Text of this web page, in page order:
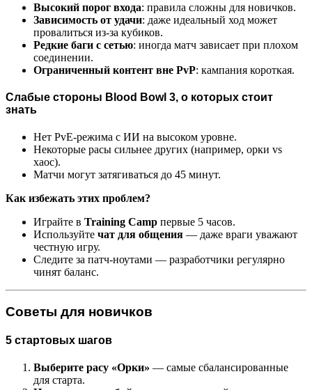
Высокий порог входа: правила сложны для новичков.
Зависимость от удачи: даже идеальный ход может
провалиться из-за кубиков.
Редкие баги с сетью: иногда матч зависает при плохом
соединении.
Ограниченный контент вне PvP: кампания короткая.
Слабые стороны Blood Bowl 3, о которых стоит
знать
Нет PvE-режима с ИИ на высоком уровне.
Некоторые расы сильнее других (например, орки vs
хаос).
Матчи могут затягиваться до 45 минут.
Как избежать этих проблем?
Играйте в Training Camp первые 5 часов.
Используйте чат для общения — даже враги уважают
честную игру.
Следите за патч-ноутами — разработчики регулярно
чинят баланс.
Советы для новичков
5 стартовых шагов
Выберите расу «Орки» — самые сбалансированные
для старта.